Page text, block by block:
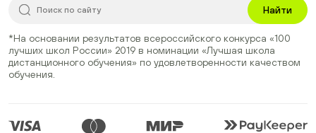
Найти
*На основании результатов всероссийского конкурса «100
лучших школ России» 2019 в номинации «Лучшая школа
дистанционного обучения» по удовлетворенности качеством
обучения.